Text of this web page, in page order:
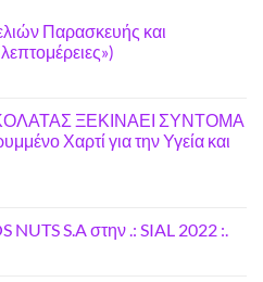
Παρασκευής και
ΞΕΚΙΝΑΕΙ ΣΥΝΤΟΜΑ
Χαρτί για την Υγεία και
NUTS S.A στην .: SIAL 2022 :.